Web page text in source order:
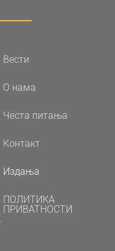
Вести
О нама
Честа питања
Контакт
Издања
ПОЛИТИКА
ПРИВАТНОСТИ